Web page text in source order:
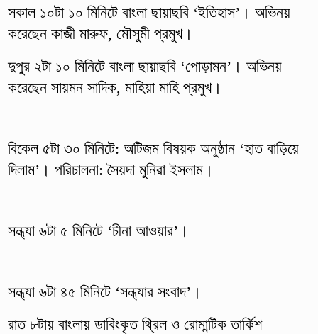
সকাল ১০টা ১০ মিনিটে বাংলা ছায়াছবি ‘ইতিহাস’। অভিনয়
করেছেন কাজী মারুফ, মৌসুমী প্রমুখ।
দুপুর ২টা ১০ মিনিটে বাংলা ছায়াছবি ‘পোড়ামন’। অভিনয়
করেছেন সায়মন সাদিক, মাহিয়া মাহি প্রমুখ।
বিকেল ৫টা ৩০ মিনিটে: অটিজম বিষয়ক অনুষ্ঠান ‘হাত বাড়িয়ে
দিলাম’। পরিচালনা: সৈয়দা মুনিরা ইসলাম।
সন্ধ্যা ৬টা ৫ মিনিটে ‘চীনা আওয়ার’।
সন্ধ্যা ৬টা ৪৫ মিনিটে ‘সন্ধ্যার সংবাদ’।
রাত ৮টায় বাংলায় ডাবিংকৃত থ্রিল ও রোমান্টিক তার্কিশ